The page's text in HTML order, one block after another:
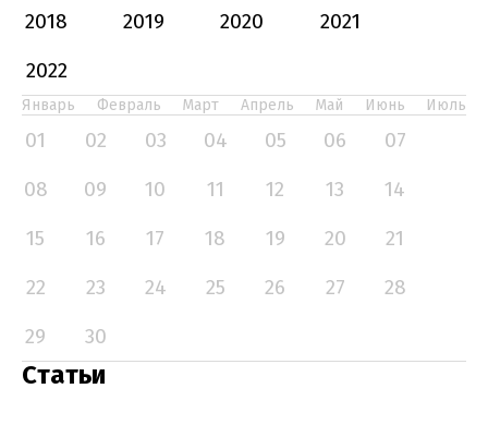
2018 2019 2020
2021
2022
Январь Февраль Март Апрель Май Июнь Июль
01 02 03 04 05 06
07
08
09 10 11 12 13
14
15
16 17 18 19 20
21
22
23 24 25 26 27
28
29
30
Статьи